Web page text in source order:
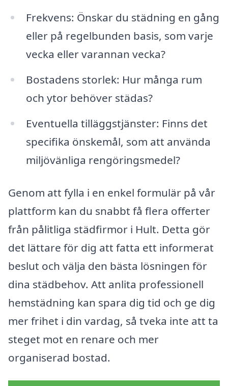
Frekvens: Önskar du städning en gång
eller på regelbunden basis, som varje
vecka eller varannan vecka?
Bostadens storlek: Hur många rum
och ytor behöver städas?
Eventuella tilläggstjänster: Finns det
specifika önskemål, som att använda
miljövänliga rengöringsmedel?
Genom att fylla i en enkel formulär på vår
plattform kan du snabbt få flera offerter
från pålitliga städfirmor i Hult. Detta gör
det lättare för dig att fatta ett informerat
beslut och välja den bästa lösningen för
dina städbehov. Att anlita professionell
hemstädning kan spara dig tid och ge dig
mer frihet i din vardag, så tveka inte att ta
steget mot en renare och mer
organiserad bostad.